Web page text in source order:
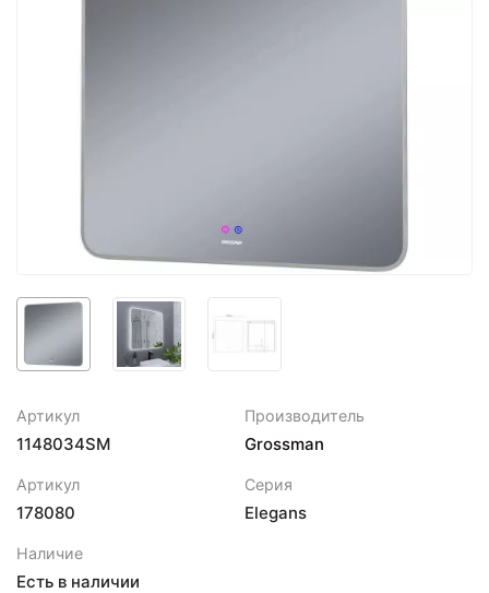
Артикул
1148034SM
Производитель
Grossman
Артикул
178080
Серия
Elegans
Наличие
Есть в наличии